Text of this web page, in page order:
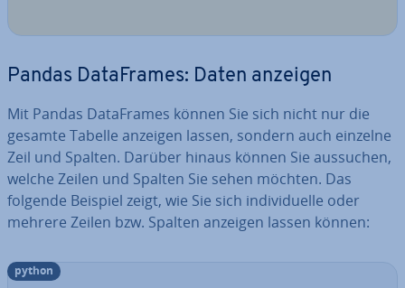
Pandas Da­ta­Frames: Daten anzeigen
Mit Pandas Da­ta­Frames können Sie sich nicht nur die
gesamte Tabelle anzeigen lassen, sondern auch einzelne
Zeil und Spalten. Darüber hinaus können Sie aussuchen,
welche Zeilen und Spalten Sie sehen möchten. Das
folgende Beispiel zeigt, wie Sie sich in­di­vi­du­el­le oder
mehrere Zeilen bzw. Spalten anzeigen lassen können:
python